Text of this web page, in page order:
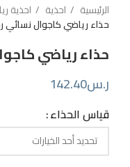
الرئيسية احذية
احذية
حذاء رياضي كاجوال
حذاء رياضي
ر.س142.40
قياس الحذاء